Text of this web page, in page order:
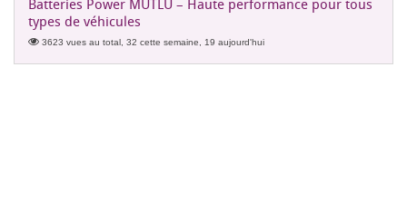
Batteries Power MUTLU – Haute performance pour tous
types de véhicules
3623 vues au total, 32 cette semaine, 19 aujourd'hui